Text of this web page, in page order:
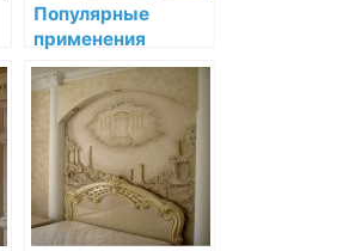
Популярные
применения
декоративной
лепнины в
современном
дизайне интерьера